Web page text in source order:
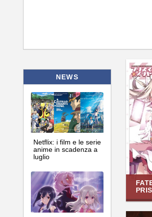
NEWS
Netflix: i film e le serie
anime in scadenza a
luglio